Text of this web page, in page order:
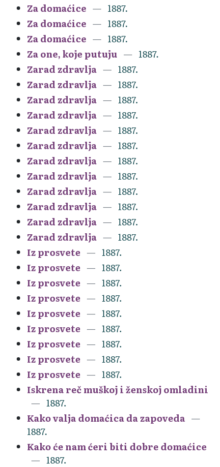
Za domaćice
1887.
Za domaćice
1887.
Za domaćice
1887.
Za one, koje putuju
1887.
Zarad zdravlja
1887.
Zarad zdravlja
1887.
Zarad zdravlja
1887.
Zarad zdravlja
1887.
Zarad zdravlja
1887.
Zarad zdravlja
1887.
Zarad zdravlja
1887.
Zarad zdravlja
1887.
Zarad zdravlja
1887.
Zarad zdravlja
1887.
Zarad zdravlja
1887.
Zarad zdravlja
1887.
Iz prosvete
1887.
Iz prosvete
1887.
Iz prosvete
1887.
Iz prosvete
1887.
Iz prosvete
1887.
Iz prosvete
1887.
Iz prosvete
1887.
Iz prosvete
1887.
Iz prosvete
1887.
Iskrena reč muškoj i ženskoj omladini
1887.
Kako valja domaćica da zapoveda
1887.
Kako će nam ćeri biti dobre domaćice
1887.